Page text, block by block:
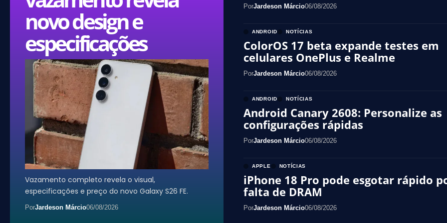
novo design e
especificações
Vazamento completo revela o visual,
especificações e preço do novo Galaxy S26 FE.
PorJardeson Márcio06/08/2026
PorJardeson Márcio06/08/2026
ANDROID NOTÍCIAS
ColorOS 17 beta expande testes em
celulares OnePlus e Realme
PorJardeson Márcio06/08/2026
ANDROID NOTÍCIAS
Android Canary 2608: Personalize as
configurações rápidas
PorJardeson Márcio06/08/2026
APPLE NOTÍCIAS
iPhone 18 Pro pode esgotar rápido
falta de DRAM
PorJardeson Márcio06/08/2026